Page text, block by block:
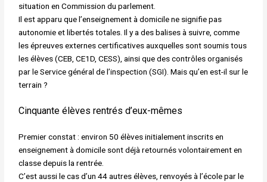
situation en Commission du parlement.
Il est apparu que l’enseignement à domicile ne signifie pas
autonomie et libertés totales. Il y a des balises à suivre, comme
les épreuves externes certificatives auxquelles sont soumis tous
les élèves (CEB, CE1D, CESS), ainsi que des contrôles organisés
par le Service général de l’inspection (SGI). Mais qu’en est-il sur le
terrain ?
Cinquante élèves rentrés d’eux-mêmes
Premier constat : environ 50 élèves initialement inscrits en
enseignement à domicile sont déjà retournés volontairement en
classe depuis la rentrée.
C’est aussi le cas d’un 44 autres élèves, renvoyés à l’école par le